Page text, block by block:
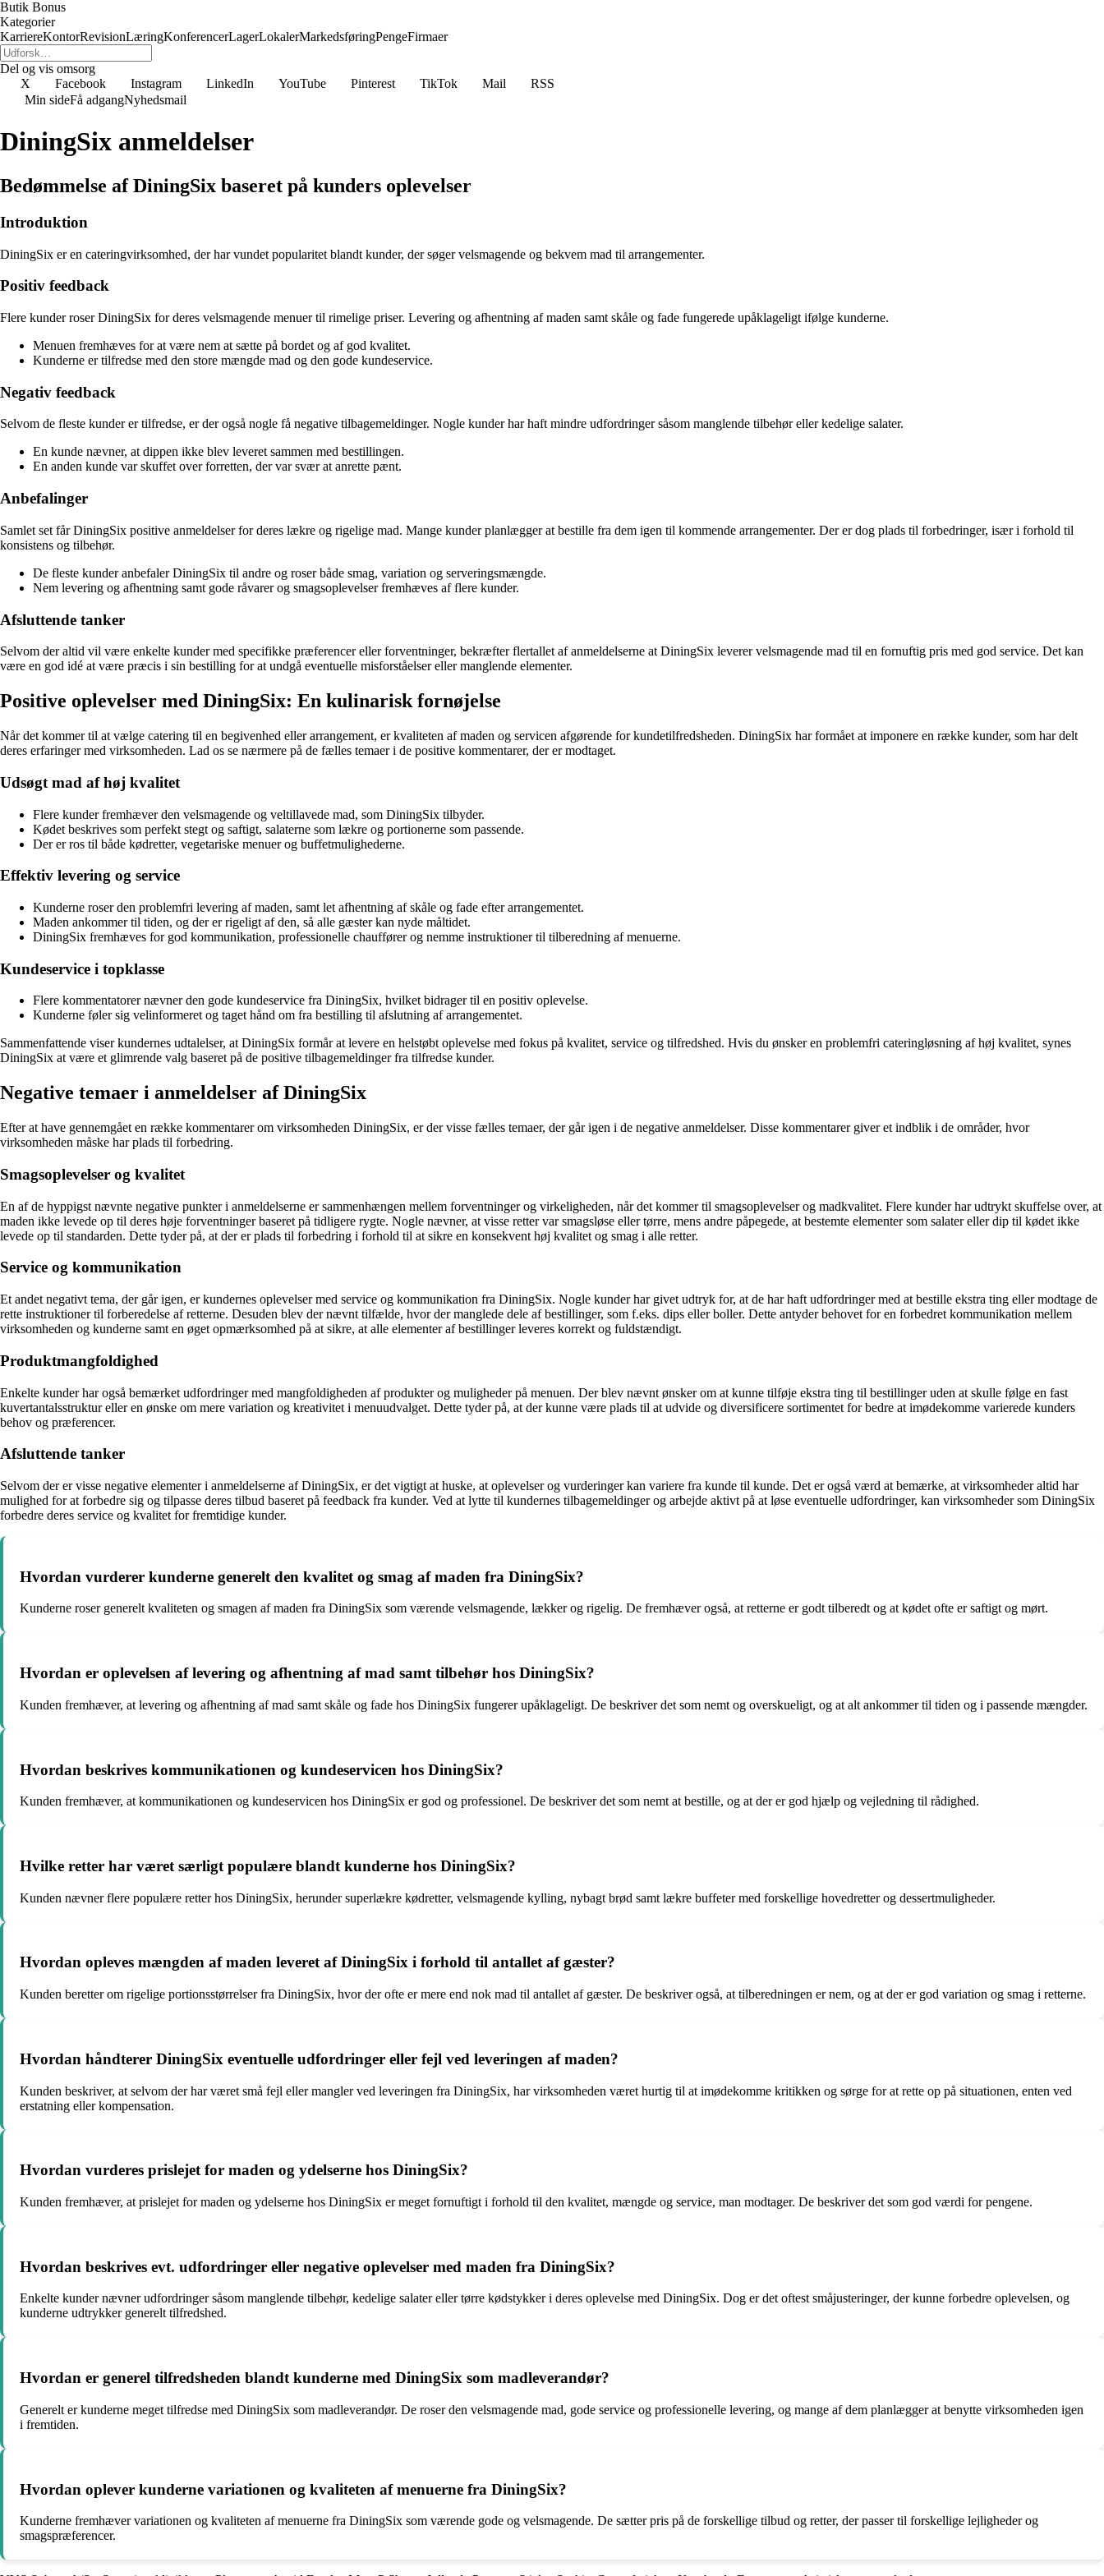
Butik Bonus
Kategorier
KarriereKontorRevisionLæringKonferencerLagerLokalerMarkedsføringPengeFirmaer
Del og vis omsorg
X
Facebook Instagram LinkedIn YouTube Pinterest TikTok Mail
RSS
Min sideFå adgangNyhedsmail
DiningSix anmeldelser
Bedømmelse af DiningSix baseret på kunders oplevelser
Introduktion
DiningSix er en cateringvirksomhed, der har vundet popularitet blandt kunder, der søger velsmagende og bekvem mad til arrangementer.
Positiv feedback
Flere kunder roser DiningSix for deres velsmagende menuer til rimelige priser. Levering og afhentning af maden samt skåle og fade fungerede upåklageligt ifølge kunderne.
Menuen fremhæves for at være nem at sætte på bordet og af god kvalitet.
Kunderne er tilfredse med den store mængde mad og den gode kundeservice.
Negativ feedback
Selvom de fleste kunder er tilfredse, er der også nogle få negative tilbagemeldinger. Nogle kunder har haft mindre udfordringer såsom manglende tilbehør eller kedelige salater.
En kunde nævner, at dippen ikke blev leveret sammen med bestillingen.
En anden kunde var skuffet over forretten, der var svær at anrette pænt.
Anbefalinger
Samlet set får DiningSix positive anmeldelser for deres lækre og rigelige mad. Mange kunder planlægger at bestille fra dem igen til kommende arrangementer. Der er dog plads til forbedringer, især i forhold til
konsistens og tilbehør.
De fleste kunder anbefaler DiningSix til andre og roser både smag, variation og serveringsmængde.
Nem levering og afhentning samt gode råvarer og smagsoplevelser fremhæves af flere kunder.
Afsluttende tanker
Selvom der altid vil være enkelte kunder med specifikke præferencer eller forventninger, bekræfter flertallet af anmeldelserne at DiningSix leverer velsmagende mad til en fornuftig pris med god service. Det kan
være en god idé at være præcis i sin bestilling for at undgå eventuelle misforståelser eller manglende elementer.
Positive oplevelser med DiningSix: En kulinarisk fornøjelse
Når det kommer til at vælge catering til en begivenhed eller arrangement, er kvaliteten af maden og servicen afgørende for kundetilfredsheden. DiningSix har formået at imponere en række kunder, som har delt
deres erfaringer med virksomheden. Lad os se nærmere på de fælles temaer i de positive kommentarer, der er modtaget.
Udsøgt mad af høj kvalitet
Flere kunder fremhæver den velsmagende og veltillavede mad, som DiningSix tilbyder.
Kødet beskrives som perfekt stegt og saftigt, salaterne som lækre og portionerne som passende.
Der er ros til både kødretter, vegetariske menuer og buffetmulighederne.
Effektiv levering og service
Kunderne roser den problemfri levering af maden, samt let afhentning af skåle og fade efter arrangementet.
Maden ankommer til tiden, og der er rigeligt af den, så alle gæster kan nyde måltidet.
DiningSix fremhæves for god kommunikation, professionelle chauffører og nemme instruktioner til tilberedning af menuerne.
Kundeservice i topklasse
Flere kommentatorer nævner den gode kundeservice fra DiningSix, hvilket bidrager til en positiv oplevelse.
Kunderne føler sig velinformeret og taget hånd om fra bestilling til afslutning af arrangementet.
Sammenfattende viser kundernes udtalelser, at DiningSix formår at levere en helstøbt oplevelse med fokus på kvalitet, service og tilfredshed. Hvis du ønsker en problemfri cateringløsning af høj kvalitet, synes
DiningSix at være et glimrende valg baseret på de positive tilbagemeldinger fra tilfredse kunder.
Negative temaer i anmeldelser af DiningSix
Efter at have gennemgået en række kommentarer om virksomheden DiningSix, er der visse fælles temaer, der går igen i de negative anmeldelser. Disse kommentarer giver et indblik i de områder, hvor
virksomheden måske har plads til forbedring.
Smagsoplevelser og kvalitet
En af de hyppigst nævnte negative punkter i anmeldelserne er sammenhængen mellem forventninger og virkeligheden, når det kommer til smagsoplevelser og madkvalitet. Flere kunder har udtrykt skuffelse over, at
maden ikke levede op til deres høje forventninger baseret på tidligere rygte. Nogle nævner, at visse retter var smagsløse eller tørre, mens andre påpegede, at bestemte elementer som salater eller dip til kødet ikke
levede op til standarden. Dette tyder på, at der er plads til forbedring i forhold til at sikre en konsekvent høj kvalitet og smag i alle retter.
Service og kommunikation
Et andet negativt tema, der går igen, er kundernes oplevelser med service og kommunikation fra DiningSix. Nogle kunder har givet udtryk for, at de har haft udfordringer med at bestille ekstra ting eller modtage de
rette instruktioner til forberedelse af retterne. Desuden blev der nævnt tilfælde, hvor der manglede dele af bestillinger, som f.eks. dips eller boller. Dette antyder behovet for en forbedret kommunikation mellem
virksomheden og kunderne samt en øget opmærksomhed på at sikre, at alle elementer af bestillinger leveres korrekt og fuldstændigt.
Produktmangfoldighed
Enkelte kunder har også bemærket udfordringer med mangfoldigheden af produkter og muligheder på menuen. Der blev nævnt ønsker om at kunne tilføje ekstra ting til bestillinger uden at skulle følge en fast
kuvertantalsstruktur eller en ønske om mere variation og kreativitet i menuudvalget. Dette tyder på, at der kunne være plads til at udvide og diversificere sortimentet for bedre at imødekomme varierede kunders
behov og præferencer.
Afsluttende tanker
Selvom der er visse negative elementer i anmeldelserne af DiningSix, er det vigtigt at huske, at oplevelser og vurderinger kan variere fra kunde til kunde. Det er også værd at bemærke, at virksomheder altid har
mulighed for at forbedre sig og tilpasse deres tilbud baseret på feedback fra kunder. Ved at lytte til kundernes tilbagemeldinger og arbejde aktivt på at løse eventuelle udfordringer, kan virksomheder som DiningSix
forbedre deres service og kvalitet for fremtidige kunder.
Hvordan vurderer kunderne generelt den kvalitet og smag af maden fra DiningSix?
Kunderne roser generelt kvaliteten og smagen af maden fra DiningSix som værende velsmagende, lækker og rigelig. De fremhæver også, at retterne er godt tilberedt og at kødet ofte er saftigt og mørt.
Hvordan er oplevelsen af levering og afhentning af mad samt tilbehør hos DiningSix?
Kunden fremhæver, at levering og afhentning af mad samt skåle og fade hos DiningSix fungerer upåklageligt. De beskriver det som nemt og overskueligt, og at alt ankommer til tiden og i passende mængder.
Hvordan beskrives kommunikationen og kundeservicen hos DiningSix?
Kunden fremhæver, at kommunikationen og kundeservicen hos DiningSix er god og professionel. De beskriver det som nemt at bestille, og at der er god hjælp og vejledning til rådighed.
Hvilke retter har været særligt populære blandt kunderne hos DiningSix?
Kunden nævner flere populære retter hos DiningSix, herunder superlækre kødretter, velsmagende kylling, nybagt brød samt lækre buffeter med forskellige hovedretter og dessertmuligheder.
Hvordan opleves mængden af maden leveret af DiningSix i forhold til antallet af gæster?
Kunden beretter om rigelige portionsstørrelser fra DiningSix, hvor der ofte er mere end nok mad til antallet af gæster. De beskriver også, at tilberedningen er nem, og at der er god variation og smag i retterne.
Hvordan håndterer DiningSix eventuelle udfordringer eller fejl ved leveringen af maden?
Kunden beskriver, at selvom der har været små fejl eller mangler ved leveringen fra DiningSix, har virksomheden været hurtig til at imødekomme kritikken og sørge for at rette op på situationen, enten ved
erstatning eller kompensation.
Hvordan vurderes prislejet for maden og ydelserne hos DiningSix?
Kunden fremhæver, at prislejet for maden og ydelserne hos DiningSix er meget fornuftigt i forhold til den kvalitet, mængde og service, man modtager. De beskriver det som god værdi for pengene.
Hvordan beskrives evt. udfordringer eller negative oplevelser med maden fra DiningSix?
Enkelte kunder nævner udfordringer såsom manglende tilbehør, kedelige salater eller tørre kødstykker i deres oplevelse med DiningSix. Dog er det oftest småjusteringer, der kunne forbedre oplevelsen, og
kunderne udtrykker generelt tilfredshed.
Hvordan er generel tilfredsheden blandt kunderne med DiningSix som madleverandør?
Generelt er kunderne meget tilfredse med DiningSix som madleverandør. De roser den velsmagende mad, gode service og professionelle levering, og mange af dem planlægger at benytte virksomheden igen
i fremtiden.
Hvordan oplever kunderne variationen og kvaliteten af menuerne fra DiningSix?
Kunderne fremhæver variationen og kvaliteten af menuerne fra DiningSix som værende gode og velsmagende. De sætter pris på de forskellige tilbud og retter, der passer til forskellige lejligheder og
smagspræferencer.